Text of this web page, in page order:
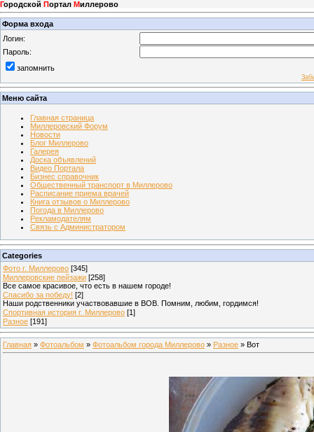
Городской Портал Миллерово
Форма входа
Логин:
Пароль:
запомнить
Меню сайта
Главная страница
Миллеровский Форум
Новости
Блог Миллерово
Галерея
Доска объявлений
Видео Портала
Бизнес справочник
Общественный транспорт в Миллерово
Расписание приема врачей
Книга отзывов о Миллерово
Погода в Миллерово
Рекламодателям
Связь с Администратором
Categories
Фото г. Миллерово [345]
Миллеровские пейзажи [258]
Все самое красивое, что есть в нашем городе!
Спасибо за победу! [2]
Наши родственники участвовавшие в ВОВ. Помним, любим, гордимся!
Спортивная история г. Миллерово [1]
Разное [191]
Главная » Фотоальбом » Фотоальбом города Миллерово » Разное » Вот